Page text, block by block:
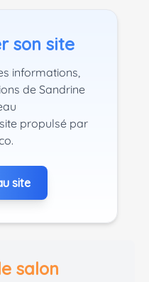
son site
informations,
de Sandrine
propulsé par
site
salon